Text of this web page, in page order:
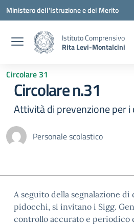
Vai ai contenuti
Vai al menu di navigazione
Vai al footer
Ministero dell'Istruzione e del Merito
Istituto Comprensivo
Rita Levi-Montalcini
Circolare 31
Circolare n.31
Attività di prevenzione per i
Personale scolastico
A seguito della segnalazione di
pidocchi, si invitano i Sigg.
controllo accurato e periodico